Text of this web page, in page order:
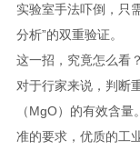
实验室手法吓倒，只
分析”的双重验证。
这一招，究竟怎么看？
对于行家来说，判断
（MgO）的有效含
准的要求，优质的工